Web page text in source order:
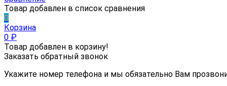
Товар добавлен в список сравнения
0
Корзина
0 ₽
Товар добавлен в корзину!
Заказать обратный звонок
Укажите номер телефона и мы обязательно Вам